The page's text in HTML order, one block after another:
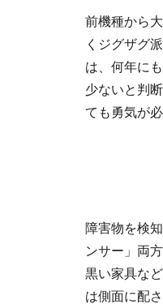
前機種から
くジグザグ
は、何年に
少ないと判
ても勇気が
障害物を検
ンサー」両
黒い家具な
は側面に配